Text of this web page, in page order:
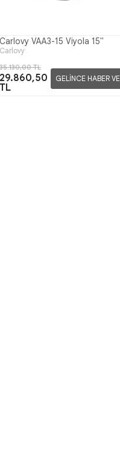
Carlovy VAA3-15 Viyola 15"
Carlovy
TL
29.860,50
TL
GELİNCE HABER